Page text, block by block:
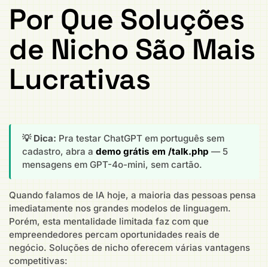
Por Que Soluções
de Nicho São Mais
Lucrativas
💡 Dica: Pra testar ChatGPT em português sem
cadastro, abra ademo grátis em /talk.php — 5
mensagens em GPT-4o-mini, sem cartão.
Quando falamos de IA hoje, a maioria das pessoas pensa
imediatamente nos grandes modelos de linguagem.
Porém, esta mentalidade limitada faz com que
empreendedores percam oportunidades reais de
negócio. Soluções de nicho oferecem várias vantagens
competitivas: